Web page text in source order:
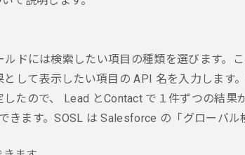
ルドには検索したい項目の種類を選びます。
して表示したい項目の API 名を入力します。
たので、
Lead とContact で１件ずつの結果
きます。SOSL はSalesforce の「グローバル